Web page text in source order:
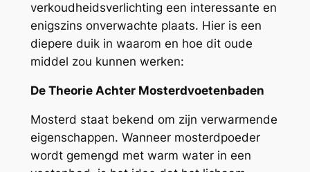
verkoudheidsverlichting een interessante en
enigszins onverwachte plaats. Hier is een
diepere duik in waarom en hoe dit oude
middel zou kunnen werken:
De Theorie Achter Mosterdvoetenbaden
Mosterd staat bekend om zijn verwarmende
eigenschappen. Wanneer mosterdpoeder
wordt gemengd met warm water in een